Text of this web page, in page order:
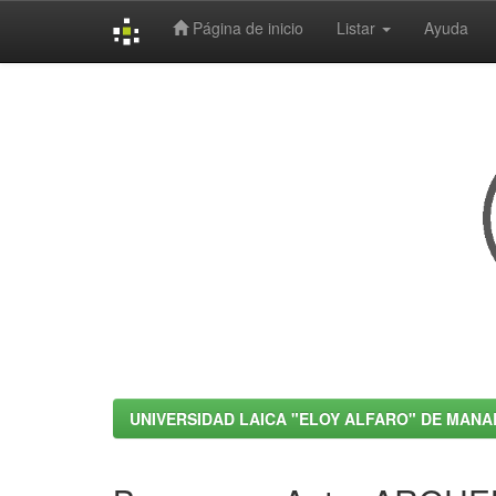
Página de inicio Listar Ayuda
UNIVERSIDAD LAICA "ELOY ALFARO" DE